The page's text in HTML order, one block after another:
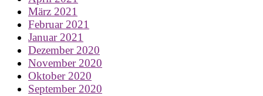
März 2021
Februar 2021
Januar 2021
Dezember 2020
November 2020
Oktober 2020
September 2020